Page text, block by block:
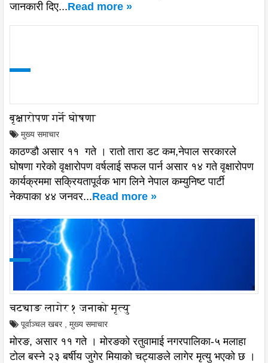
जानकारी दिए...Read more »
बृक्षारोपण गर्ने घोषणा
मुख्य समाचार
काठण्डौ असार ११ गते । रातो तारा डट कम,नेपाल सरकारले
घोषणा गरेको वृक्षारोपण वर्षलाई सफल पार्न असार १४ गते वृक्षारोपण
कार्यक्रममा सक्रियतापूर्वक भाग लिने नेपाल कम्युनिष्ट पार्टी
नेकपाका ४४ जनवर...Read more »
चट्याङ लागेर १ जनाको मृत्यु
पूर्वाञ्चल खबर मुख्य समाचार
मोरङ, असार ११ गते । मोरङको रतुवामाई नगरपालिका-५ मलाहा
टोल बस्ने २३ बर्षीय जुगेर मियाको चट्याङले लागेर मृत्यु भएको छ ।